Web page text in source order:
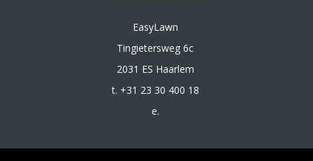
EasyLawn
Tingietersweg 6c
2031 ES Haarlem
t. +31 23 30 400 18
e.